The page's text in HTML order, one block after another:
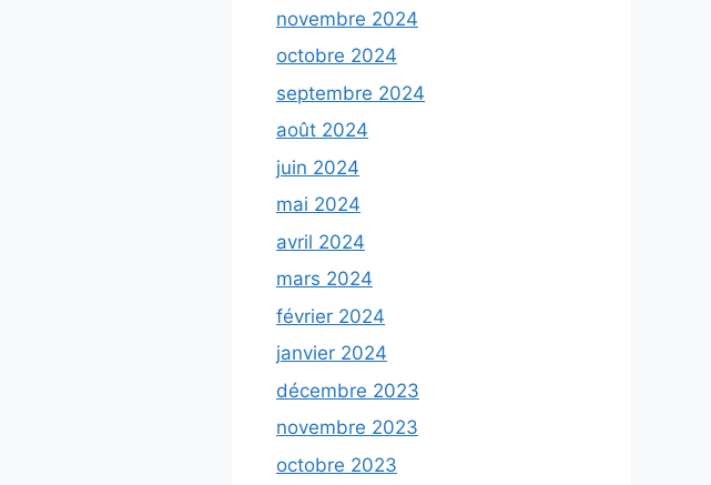
novembre 2024
octobre 2024
septembre 2024
août 2024
juin 2024
mai 2024
avril 2024
mars 2024
février 2024
janvier 2024
décembre 2023
novembre 2023
octobre 2023